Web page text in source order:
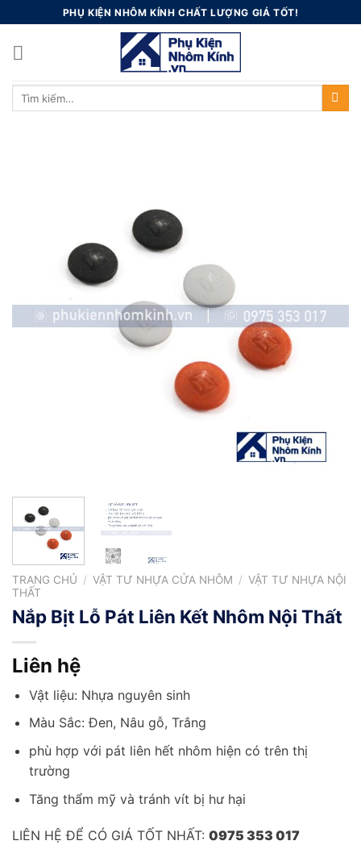
to
content
PHỤ KIỆN NHÔM KÍNH CHẤT LƯỢNG GIÁ TỐT!
Tìm
TRANG CHỦ / VẬT TƯ NHỰA CỬA NHÔM / VẬT TƯ NHỰA NỘI
THẤT
Nắp Bịt Lỗ Pát Liên Kết Nhôm Nội Thất
Liên hệ
Vật liệu: Nhựa nguyên sinh
Màu Sắc: Đen, Nâu gỗ, Trắng
phù hợp với pát liên hết nhôm hiện có trên thị
trường
Tăng thẩm mỹ và tránh vít bị hư hại
LIÊN HỆ ĐỂ CÓ GIÁ TỐT NHẤT: 0975 353 017